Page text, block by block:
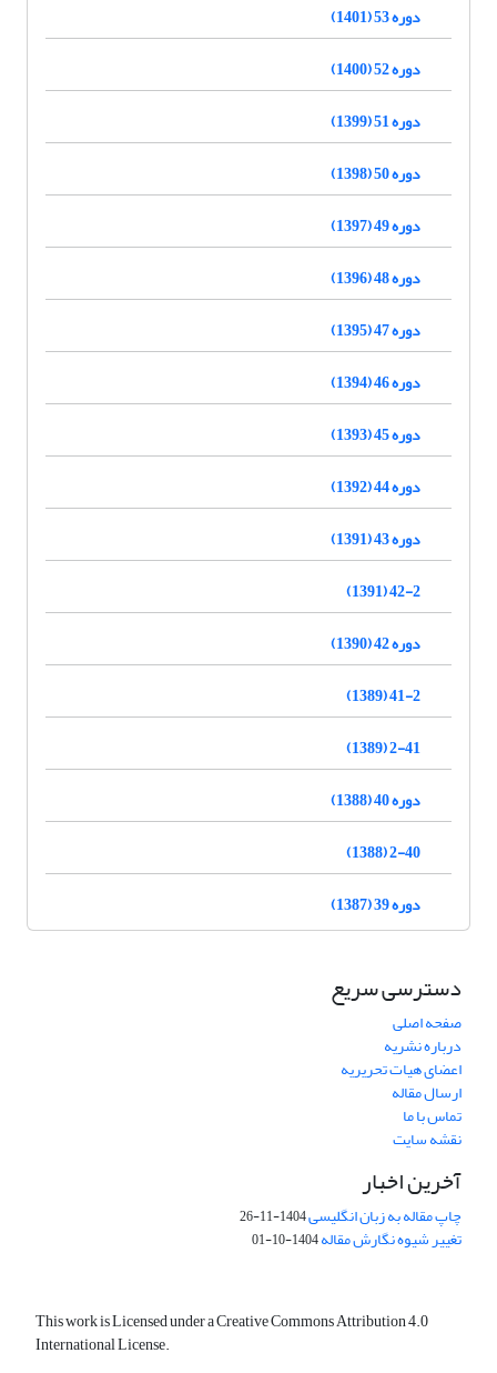
دوره 53 (1401)
دوره 52 (1400)
دوره 51 (1399)
دوره 50 (1398)
دوره 49 (1397)
دوره 48 (1396)
دوره 47 (1395)
دوره 46 (1394)
دوره 45 (1393)
دوره 44 (1392)
دوره 43 (1391)
42-2 (1391)
دوره 42 (1390)
41-2 (1389)
2-41 (1389)
دوره 40 (1388)
2-40 (1388)
دوره 39 (1387)
دسترسی سریع
صفحه اصلی
درباره نشریه
اعضای هیات تحریریه
ارسال مقاله
تماس با ما
نقشه سایت
آخرین اخبار
چاپ مقاله به زبان انگلیسی1404-11-26
تغییر شیوه نگارش مقاله1404-10-01
This work is Licensed under a Creative Commons Attribution 4.0
International License.